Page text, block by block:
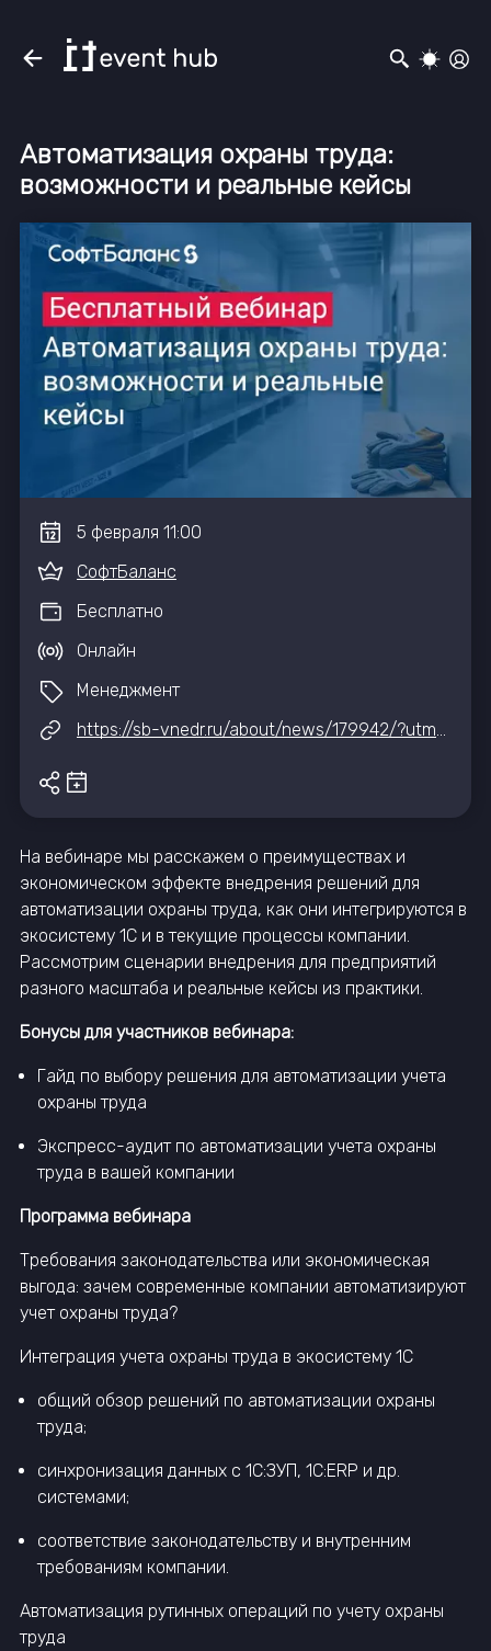
Автоматизация охраны труда:
возможности и реальные кейсы
5 февраля 11:00
СофтБаланс
Бесплатно
Онлайн
Менеджмент
https://sb-vnedr.ru/about/news/179942/?utm_source=iteventhub&utm_medium=post&utm_campaign=2026_02_05
На вебинаре мы расскажем о преимуществах и
экономическом эффекте внедрения решений для
автоматизации охраны труда, как они интегрируются в
экосистему 1С и в текущие процессы компании.
Рассмотрим сценарии внедрения для предприятий
разного масштаба и реальные кейсы из практики.
Бонусы для участников вебинара:
Гайд по выбору решения для автоматизации учета
охраны труда
Экспресс-аудит по автоматизации учета охраны
труда в вашей компании
Программа вебинара
Требования законодательства или экономическая
выгода: зачем современные компании автоматизируют
учет охраны труда?
Интеграция учета охраны труда в экосистему 1С
общий обзор решений по автоматизации охраны
труда;
синхронизация данных с 1С:ЗУП, 1С:ERP и др.
системами;
соответствие законодательству и внутренним
требованиям компании.
Автоматизация рутинных операций по учету охраны
труда